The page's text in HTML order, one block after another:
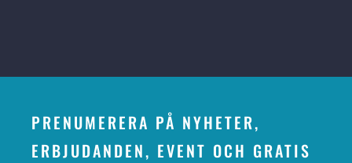
PRENUMERERA PÅ NYHETER,
ERBJUDANDEN, EVENT OCH GRATIS